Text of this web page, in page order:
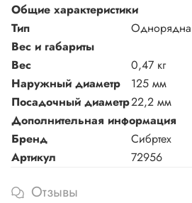
Общие характеристики
Тип
Вес и габариты
Вес
0,47 кг
Наружный диаметр
125 мм
Посадочный диаметр22,2 мм
Дополнительная информация
Бренд
Сибртех
Артикул
72956
Отзывы